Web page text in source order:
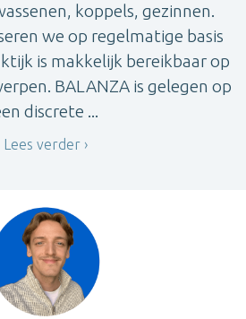
koppels, gezinnen.
we op regelmatige basis
is makkelijk bereikbaar op
BALANZA is gelegen op
discrete ...
Lees verder